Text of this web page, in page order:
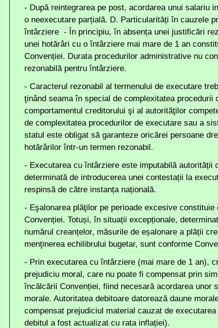
- După reintegrarea pe post, acordarea unui salariu
o neexecutare parțială. D. Particularități în cauzele
întârziere - În principiu, în absența unei justificări
unei hotărâri cu o întârziere mai mare de 1 an
Convenției. Durata procedurilor administrative nu
rezonabilă pentru întârziere.
- Caracterul rezonabil al termenului de executare
ţinând seama în special de complexitatea procedurii
comportamentul creditorului şi al autorităţilor
de complexitatea procedurilor de executare sau a
statul este obligat să garanteze oricărei persoane
hotărârilor într-un termen rezonabil.
- Executarea cu întârziere este imputabilă autorității
determinată de introducerea unei contestații la
respinsă de către instanța națională.
- Eşalonarea plăţilor pe perioade excesive constituie
Convenției. Totuși, în situații excepționale,
numărul creanțelor, măsurile de eșalonare a plății
menţinerea echilibrului bugetar, sunt conforme
- Prin executarea cu întârziere (mai mare de 1 an),
prejudiciu moral, care nu poate fi compensat prin
încălcării Convenției, fiind necesară acordarea unor
morale. Autoritatea debitoare datorează daune
compensat prejudiciul material cauzat de
debitul a fost actualizat cu rata inflației).